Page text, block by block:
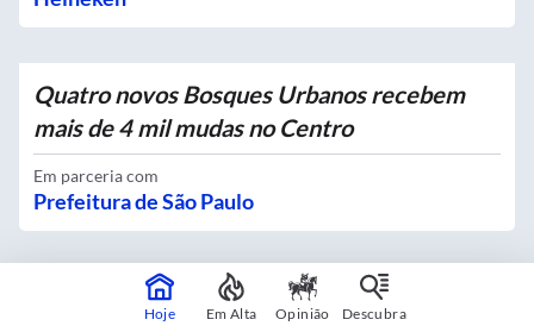
Quatro novos Bosques Urbanos recebem
mais de 4 mil mudas no Centro
Em parceria com
Prefeitura de São Paulo
Exclusividade no delivery vira debate sobre
Hoje Em Alta Opinião Descubra